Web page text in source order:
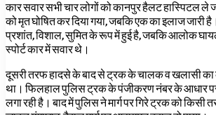
कार सवार सभी चार लोगों को कानपुर हैलट हास्पिटल ले
को मृत घोषित कर दिया गया, जबकि एक का इलाज जारी
प्रशांत,विशाल,सुमित के रूप में हुई है, जबकि आलोक
स्पोर्ट कार में सवार थे।
दूसरी तरफ हादसे के बाद से ट्रक के चालक व खलासी का
था। फिलहाल पुलिस ट्रक के पंजीकरण नंबर के आधार
लगा रही है। बाद में पुलिस ने मार्ग पर गिरे ट्रक को किसी